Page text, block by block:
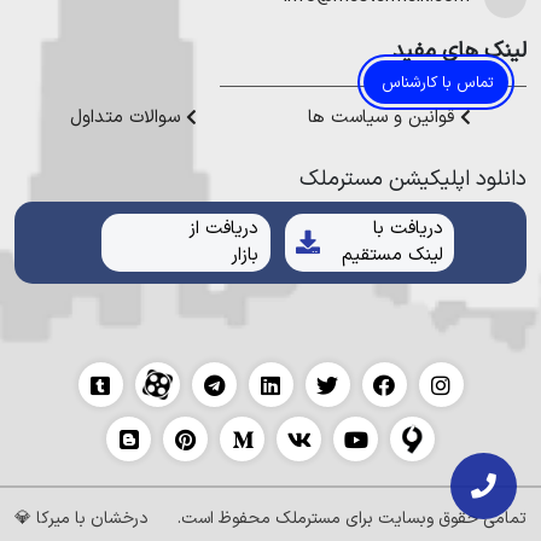
تماس با کارشناس
لینک های مفید
قوانین و سیاست ها سوالات متداول
دانلود اپلیکیشن مستر‌ملک
دریافت با
لینک مستقیم
دریافت از
بازار
تمامی حقوق وبسایت برای مسترملک محفوظ است. درخشان با میرکا 💎